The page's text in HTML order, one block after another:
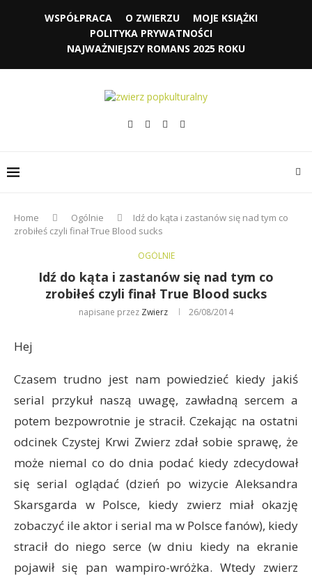
WSPÓŁPRACA O ZWIERZU
MOJE KSIĄŻKI
POLITYKA PRYWATNOŚCI
NAJWAŻNIEJSZY ROMANS 2025 ROKU
Home Ogólnie
Idź do kąta i zastanów się nad tym co
zrobiłeś czyli finał True Blood sucks
OGÓLNIE
Idź do kąta i zastanów się nad tym co
zrobiłeś czyli finał True Blood sucks
napisane przez Zwierz 26/08/2014
Hej
Czasem trudno jest nam powiedzieć kiedy jakiś
serial przykuł naszą uwagę, zawładną sercem a
potem bezpowrotnie je stracił. Czekając na ostatni
odcinek Czystej Krwi Zwierz zdał sobie sprawę, że
może niemal co do dnia podać kiedy zdecydował
się serial oglądać (dzień po wizycie Aleksandra
Skarsgarda w Polsce, kiedy zwierz miał okazję
zobaczyć ile aktor i serial ma w Polsce fanów), kiedy
stracił do niego serce (w dniu kiedy na ekranie
pojawił się pan wampiro-wróżka. Wtedy zwierz